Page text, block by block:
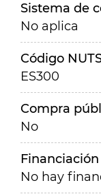
Sistema de
No aplica
Código
ES300
Compra
No
No hay